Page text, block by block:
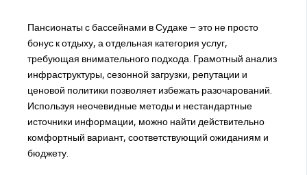
Пансионаты с бассейнами в Судаке – это не просто
бонус к отдыху, а отдельная категория услуг,
требующая внимательного подхода. Грамотный анализ
инфраструктуры, сезонной загрузки, репутации и
ценовой политики позволяет избежать разочарований.
Используя неочевидные методы и нестандартные
источники информации, можно найти действительно
комфортный вариант, соответствующий ожиданиям и
бюджету.